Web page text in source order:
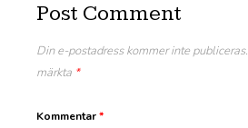
Post Comment
Din e-postadress kommer inte publiceras.
märkta *
Kommentar*